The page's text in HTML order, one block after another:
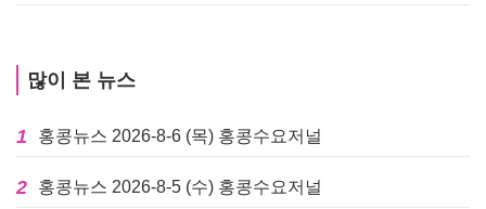
많이 본 뉴스
1 홍콩뉴스 2026-8-6 (목) 홍콩수요저널
2 홍콩뉴스 2026-8-5 (수) 홍콩수요저널